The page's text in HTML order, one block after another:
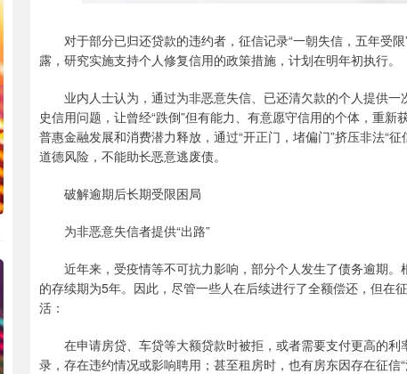
对于部分已归还贷款的违约者，征信记录“一朝失信，五年受
露，研究实施支持个人修复信用的政策措施，计划在明年初执行。
业内人士认为，通过为非恶意失信、已还清欠款的个人提供一
史信用问题，让曾经“跌倒”但有能力、有意愿守信用的个体，重
普惠金融发展和消费潜力释放，通过“开正门，堵偏门”挤压非法“
道德风险，不能助长恶意逃废债。
破解逾期后长期受限困局
为非恶意失信者提供“出路”
近年来，受疫情等不可抗力影响，部分个人发生了债务逾期。
的存续期为5年。因此，尽管一些人在后续进行了全额偿还，但在
活：
在申请房贷、车贷等大额贷款时被拒，或者需要支付更高的利
录，存在违约情况或影响聘用；甚至租房时，也有房东因存在征